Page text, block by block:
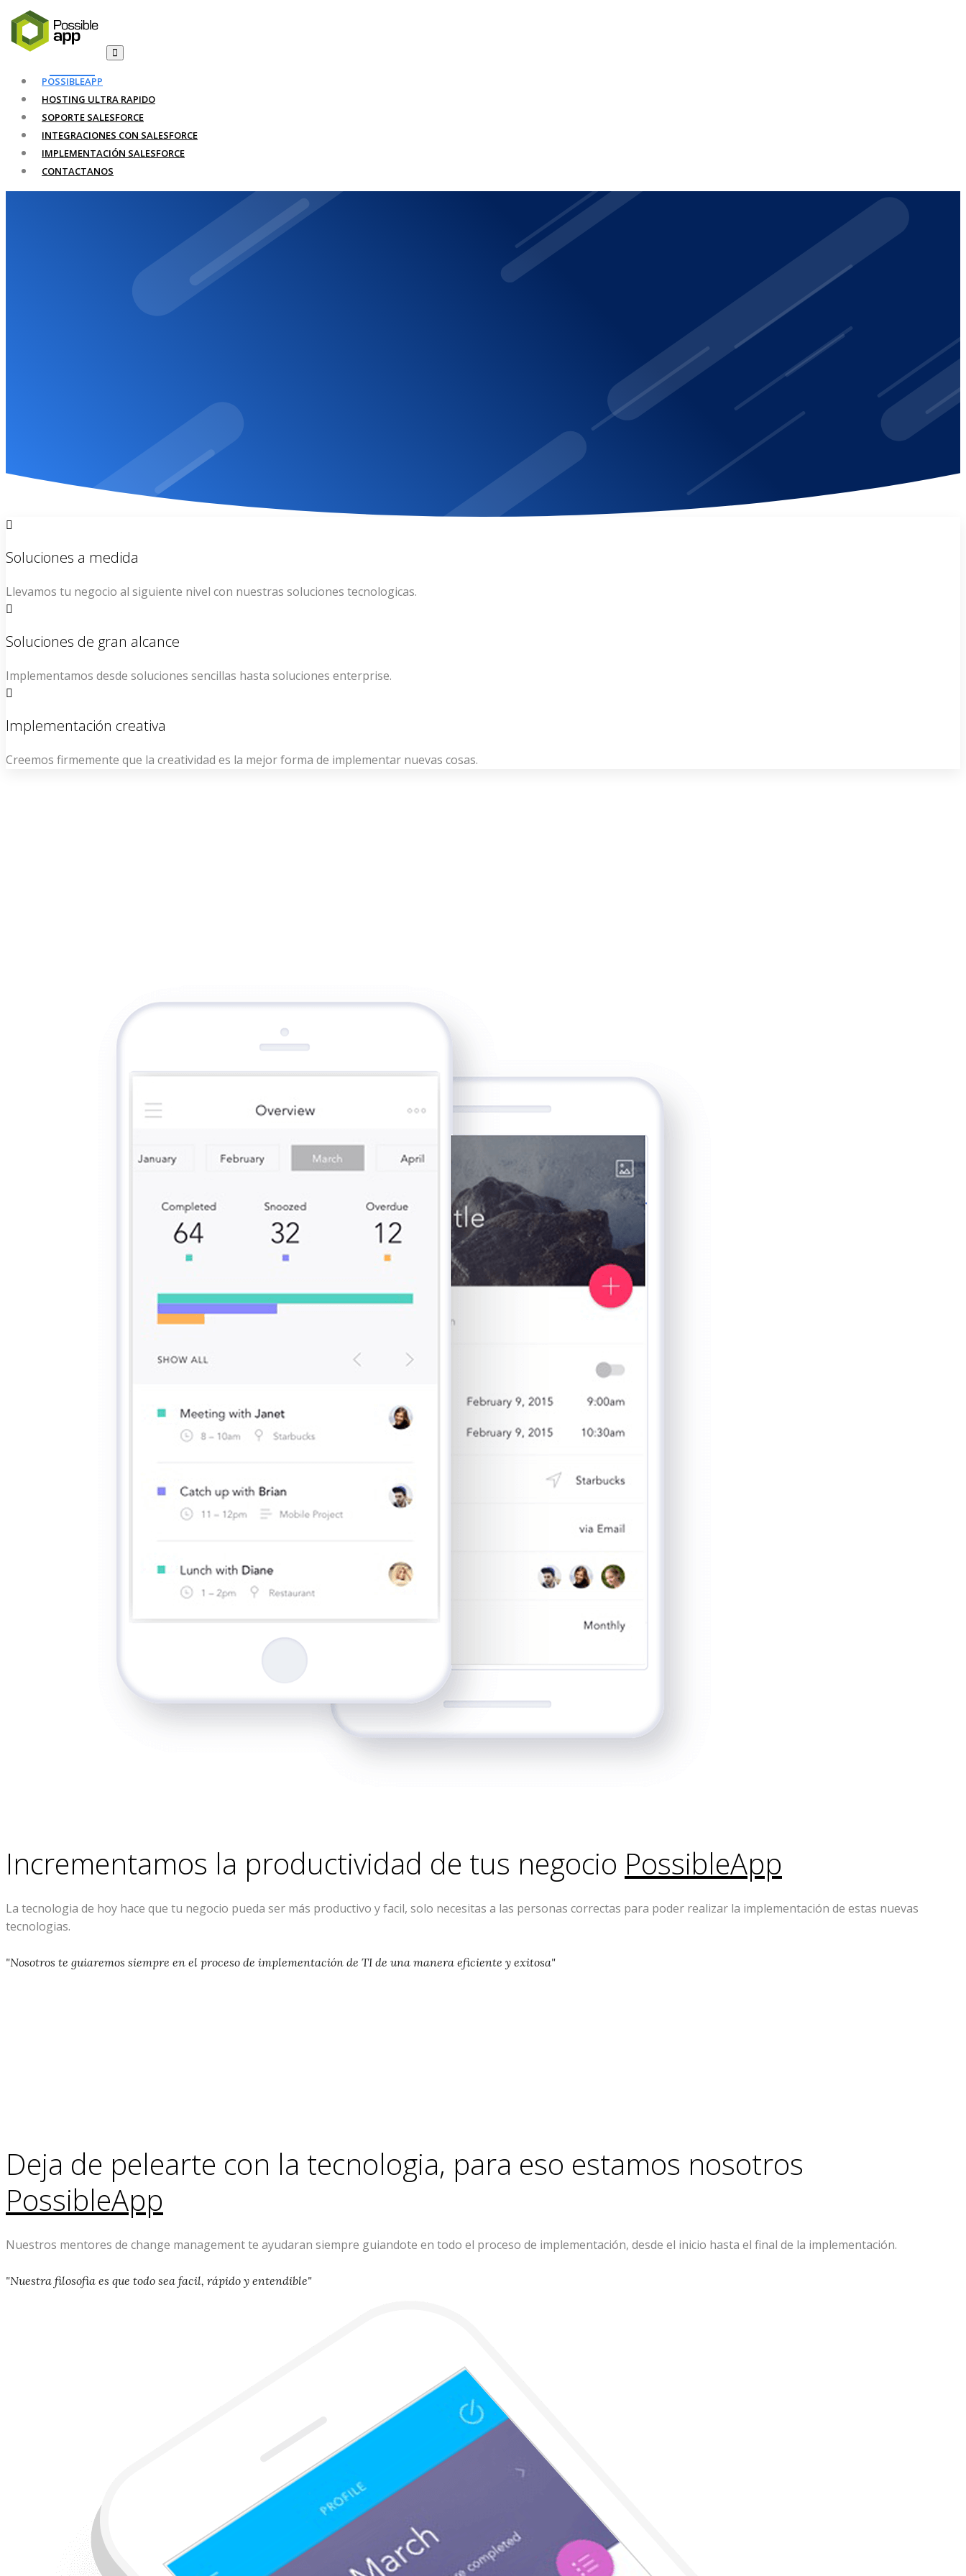
POSSIBLEAPP
HOSTING ULTRA RAPIDO
SOPORTE SALESFORCE
INTEGRACIONES CON SALESFORCE
IMPLEMENTACIÓN SALESFORCE
CONTACTANOS
Sitio web suspendido
Soluciones a medida
Llevamos tu negocio al siguiente nivel con nuestras soluciones tecnologicas.
Soluciones de gran alcance
Implementamos desde soluciones sencillas hasta soluciones enterprise.
Implementación creativa
Creemos firmemente que la creatividad es la mejor forma de implementar nuevas cosas.
Incrementamos la productividad de tus negocio PossibleApp
La tecnologia de hoy hace que tu negocio pueda ser más productivo y facil, solo necesitas a las personas correctas para poder realizar la implementación de estas nuevas
tecnologias.
"Nosotros te guiaremos siempre en el proceso de implementación de TI de una manera eficiente y exitosa"
Deja de pelearte con la tecnologia, para eso estamos nosotros
PossibleApp
Nuestros mentores de change management te ayudaran siempre guiandote en todo el proceso de implementación, desde el inicio hasta el final de la implementación.
"Nuestra filosofia es que todo sea facil, rápido y entendible"